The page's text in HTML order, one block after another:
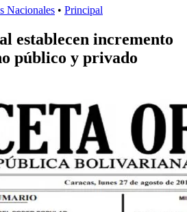
Nacionales • Principal
establecen incremento
público y privado